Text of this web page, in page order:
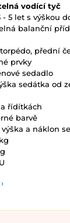
vodící tyč
5 let s výškou
balanční
přední
prvky
sedadlo
sedátka od
řídítkách
barvě
a náklon